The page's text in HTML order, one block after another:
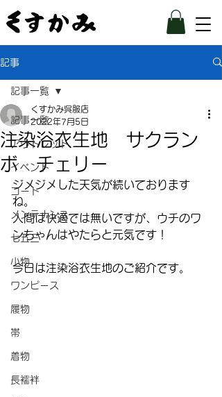
記事
記事一覧
アウトレット
イベント
コート
メンテナンス
七五三
小物
ワンピース
履物
帯
着物
長襦袢
記事一覧
注染浴衣生地 サクラン
ボ チェリー
くすかみ呉服店
2022年7月5日
ジメジメした天気が続いております
ね。
人間は快適では無いですが、ウチのワ
ンちゃんはやたらと元気です！
今日は注染浴衣生地のご紹介です。